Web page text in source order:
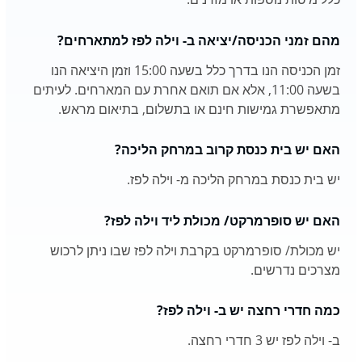
מהם זמני הכניסה/יציאה ב- וילה לפז למתארחים?
זמן הכניסה הנו בדרך כלל בשעה 15:00 וזמן היציאה הנו
בשעה 11:00, אלא אם תואם אחרת עם המארחים. לעיתים
מתאפשרת גמישות חינם או בתשלום, בתיאום מראש.
האם יש בית כנסת קרוב במרחק הליכה?
יש בית כנסת במרחק הליכה מ- וילה לפז.
האם יש סופרמרקט/ מכולת ליד וילה לפז?
יש מכולת/ סופרמרקט בקרבת וילה לפז שבו ניתן לרכוש
מצרכים נדרשים.
כמה חדרי רחצה יש ב- וילה לפז?
ב- וילה לפז יש 3 חדרי רחצה.